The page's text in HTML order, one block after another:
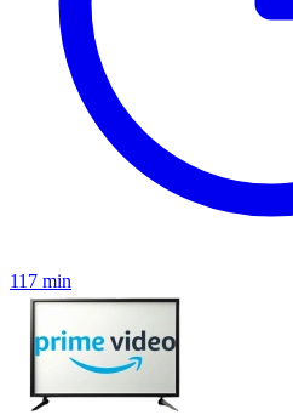
117 min